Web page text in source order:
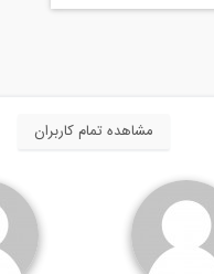
مشاهده تمام کاربران